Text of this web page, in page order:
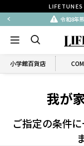
令和8年
小学館百貨店
我が
ご指定の条件